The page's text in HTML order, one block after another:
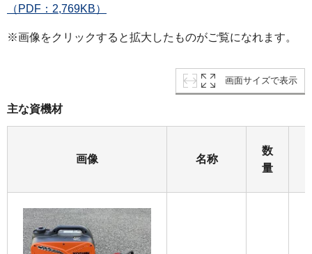
（PDF：2,769KB）
※画像をクリックすると拡大したものがご覧になれます。
画面サイズで表示
主な資機材
画像 名称
数
量